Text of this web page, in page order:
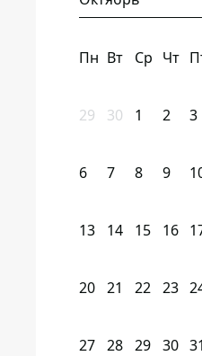
Пн Вт Ср Чт
29 30 1 2 3
6 7 8 9
13 14 15 16
20 21 22 23
27 28 29 30 31